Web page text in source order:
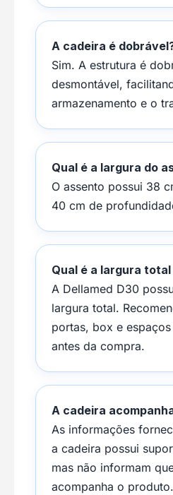
A cadeira é
Sim. A estrutura é
desmontável,
armazenamento e o
Qual é a largura do
O assento possui 38
40 cm de
Qual é a largura
A Dellamed D30
largura total.
portas, box e
antes da compra.
A cadeira
As informações
a cadeira possui
mas não informam
acompanha o produto.